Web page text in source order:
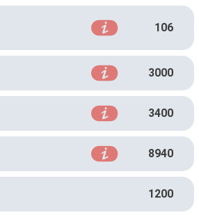
106
3000
3400
8940
1200